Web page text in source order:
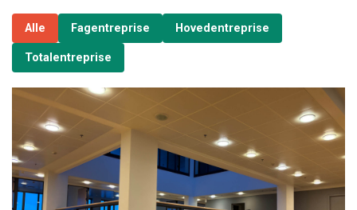
Alle Fagentreprise Hovedentreprise
Totalentreprise